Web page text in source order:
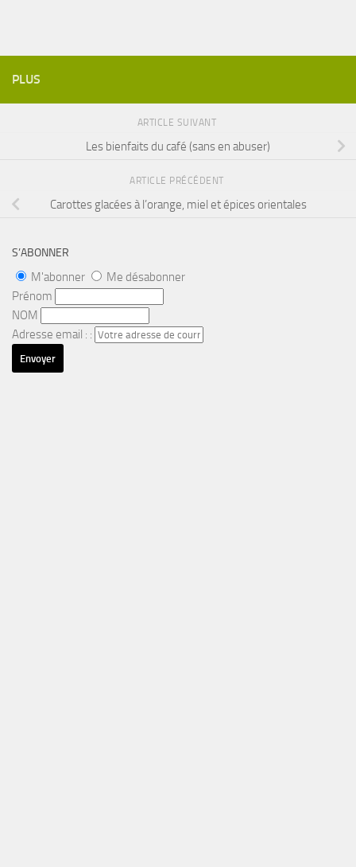
PLUS
ARTICLE SUIVANT
Les bienfaits du café (sans en abuser)
ARTICLE PRÉCÉDENT
Carottes glacées à l’orange, miel et épices orientales
S’ABONNER
M'abonner
Me désabonner
Prénom
NOM
Adresse email : :